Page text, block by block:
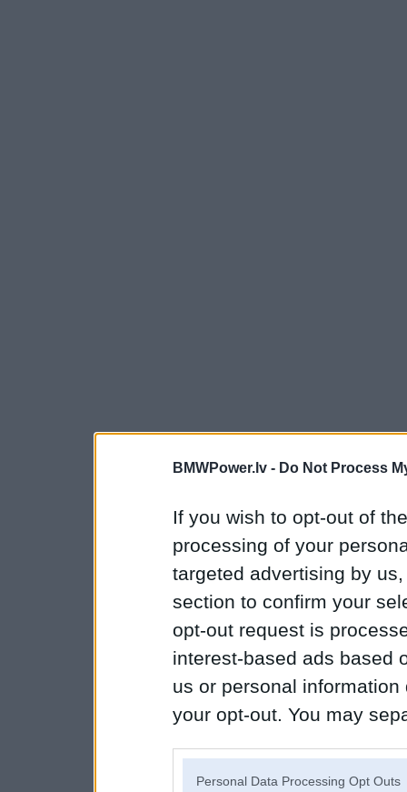
BMWPower.lv - Do Not Process
If you wish to opt-out of
processing of your
targeted advertising by
section to confirm your
opt-out request is
interest-based ads based
us or personal
your opt-out. You may
Personal Data Processing Opt Outs